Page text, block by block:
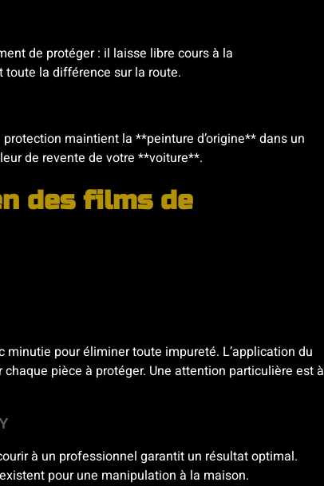
de protéger : il laisse libre cours à la
la différence sur la route.
maintient la **peinture d’origine** dans un
de revente de votre **voiture**.
des films de
pour éliminer toute impureté. L’application du
pièce à protéger. Une attention particulière est à
à un professionnel garantit un résultat optimal.
pour une manipulation à la maison.